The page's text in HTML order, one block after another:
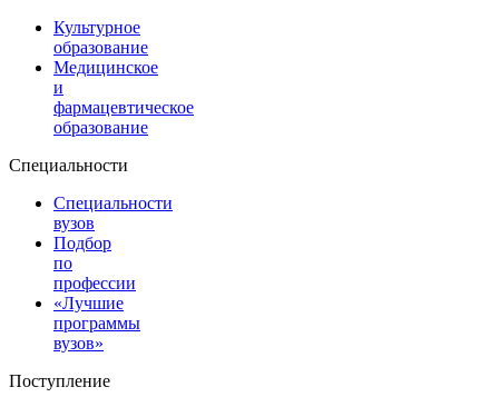
Культурное
образование
Медицинское
и
фармацевтическое
образование
Специальности
Специальности
вузов
Подбор
по
профессии
«Лучшие
программы
вузов»
Поступление